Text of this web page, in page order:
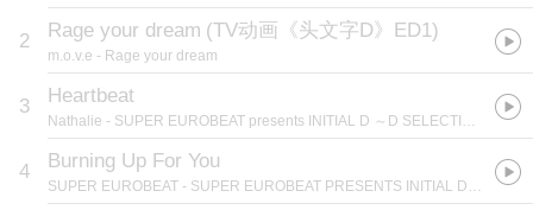
2 Rage your dream (TV动画《头文字D》ED1)
m.o.v.e - Rage your dream
3 Heartbeat
Nathalie - SUPER EUROBEAT presents INITIAL D ～D SELECTION～
4 Burning Up For You
SUPER EUROBEAT - SUPER EUROBEAT PRESENTS INITIAL D MILLENNIUM BOX